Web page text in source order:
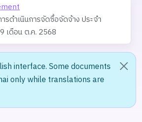
รดำเนินการจัดซื้อจัดจ้าง ประจำ
เดือน ต.ค. 2568
interface. Some documents
only while translations are